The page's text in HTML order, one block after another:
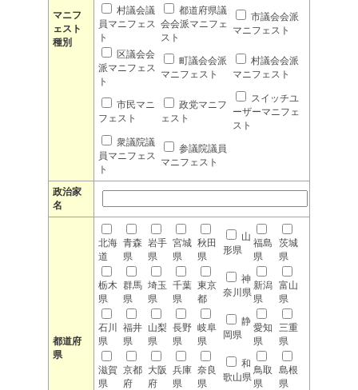
マニフ
ェスト
種別
村議会議
員マニフェス
ト
都道府県議
会会派マニフェ
スト
市議会会派
マニフェスト
区議会会
派マニフェス
ト
町議会会派
マニフェスト
村議会会派
マニフェスト
市民マニ
フェスト
政党マニフ
ェスト
スイッチユ
ーザーマニフェ
スト
衆議院議
員マニフェス
ト
参議院議員
マニフェスト
政治家
名
都道府
県
北海
道
青森
県
岩手
県
宮城
県
秋田
県
山
形県
福島
県
茨城
県
栃木
県
群馬
県
埼玉
県
千葉
県
東京
都
神
奈川県
新潟
県
富山
県
石川
県
福井
県
山梨
県
長野
県
岐阜
県
静
岡県
愛知
県
三重
県
滋賀
県
京都
府
大阪
府
兵庫
県
奈良
県
和
歌山県
鳥取
県
島根
県